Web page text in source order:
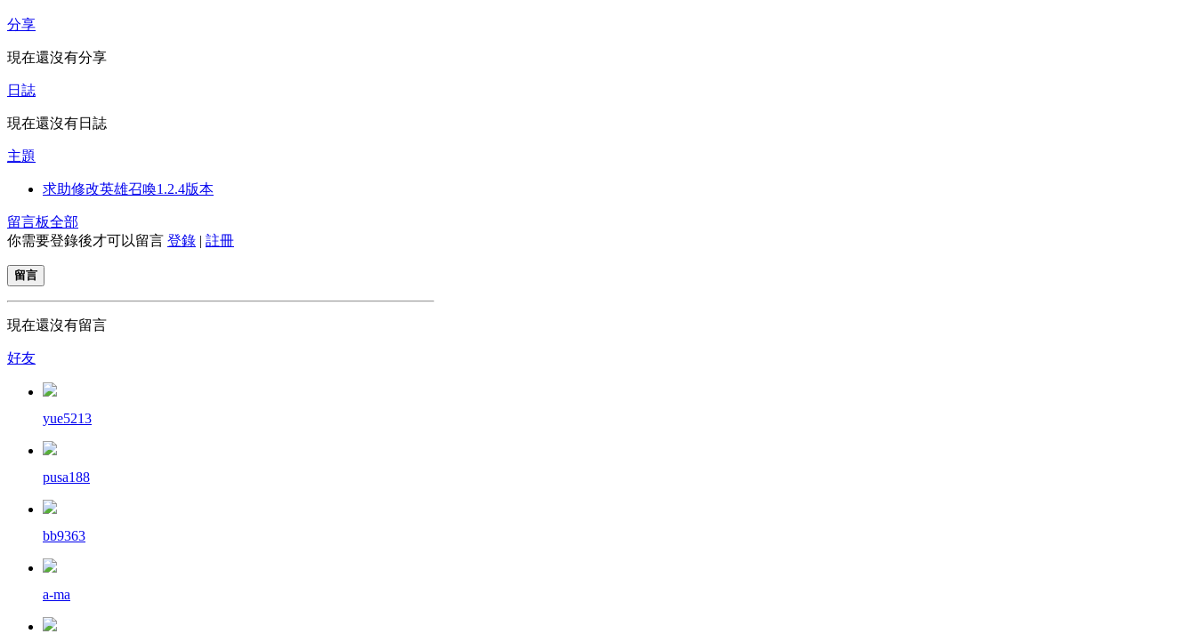
分享
現在還沒有分享
日誌
現在還沒有日誌
主題
求助修改英雄召喚1.2.4版本
留言板全部
你需要登錄後才可以留言 登錄 | 註冊
留言
現在還沒有留言
好友
yue5213
pusa188
bb9363
a-ma